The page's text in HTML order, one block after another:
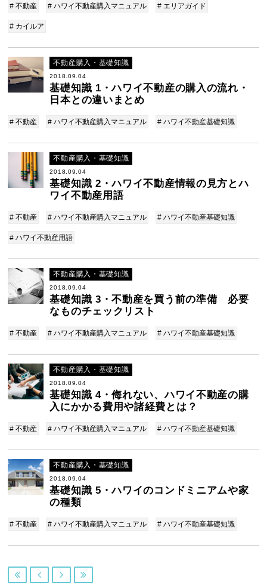
# 不動産 # ハワイ不動産購入マニュアル # エリアガイド
# カイルア
不動産購入・基礎知識
2018.09.04
基礎知識 1・ハワイ不動産の購入の流れ・
日本との違いまとめ
# 不動産 # ハワイ不動産購入マニュアル # ハワイ不動産基礎知識
不動産購入・基礎知識
2018.09.04
基礎知識 2・ハワイ不動産情報の見方とハ
ワイ不動産用語
# 不動産 # ハワイ不動産購入マニュアル # ハワイ不動産基礎知識
# ハワイ不動産用語
不動産購入・基礎知識
2018.09.04
基礎知識 3・不動産を買う前の準備 必要
なものチェックリスト
# 不動産 # ハワイ不動産購入マニュアル # ハワイ不動産基礎知識
不動産購入・基礎知識
2018.09.04
基礎知識 4・侮れない、ハワイ不動産の購
入にかかる費用や諸経費とは？
# 不動産 # ハワイ不動産購入マニュアル # ハワイ不動産基礎知識
不動産購入・基礎知識
2018.09.04
基礎知識 5・ハワイのコンドミニアムや家
の種類
# 不動産 # ハワイ不動産購入マニュアル # ハワイ不動産基礎知識
   